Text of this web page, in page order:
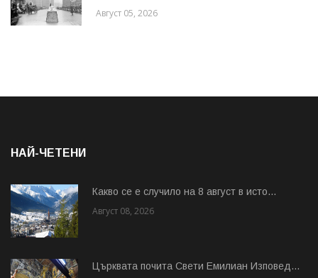
Август 05, 2026
НАЙ-ЧЕТЕНИ
Какво се е случило на 8 август в исто...
Август 08, 2026
Църквата почита Свeти Емилиан Изповед...